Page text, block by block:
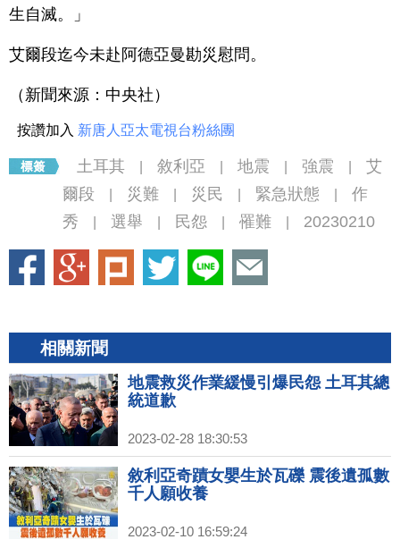
生自滅。」
艾爾段迄今未赴阿德亞曼勘災慰問。
（新聞來源：中央社）
按讚加入 新唐人亞太電視台粉絲團
土耳其 敘利亞 地震 強震
艾
爾段
災難 災民 緊急狀態
作
秀
選舉 民怨 罹難 20230210
相關新聞
地震救災作業緩慢引爆民怨 土耳其總
統道歉
2023-02-28 18:30:53
敘利亞奇蹟女嬰生於瓦礫 震後遺孤數
千人願收養
2023-02-10 16:59:24